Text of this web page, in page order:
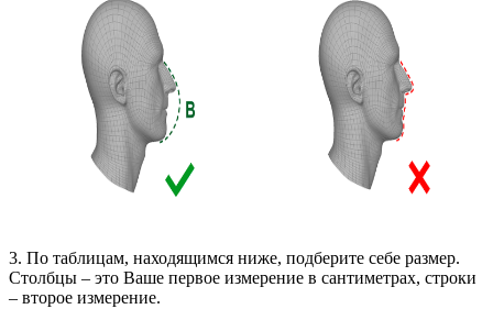
3. По таблицам, находящимся ниже, подберите себе размер.
Столбцы – это Ваше первое измерение в сантиметрах, строки
– второе измерение.